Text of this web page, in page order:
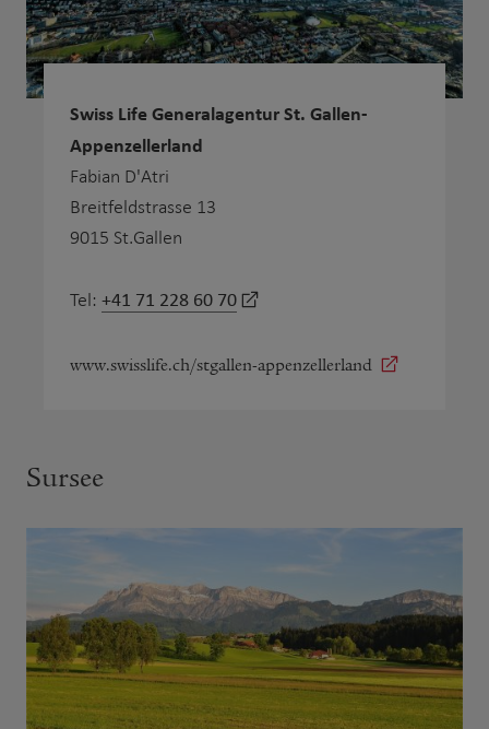
Swiss Life Generalagentur St. Gallen-
Appenzellerland
Fabian D'Atri
Breitfeldstrasse 13
9015 St.Gallen
Tel: +41 71 228 60 70
www.swisslife.ch/stgallen-appenzellerland
Sursee